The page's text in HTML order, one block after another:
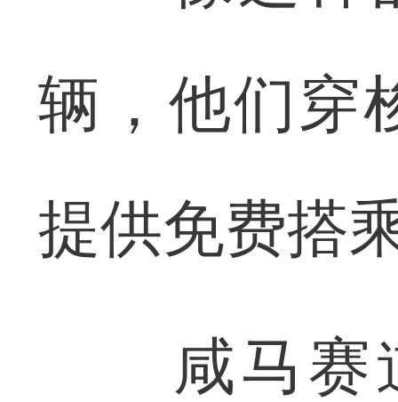
辆，他们穿
提供免费搭
咸马赛道